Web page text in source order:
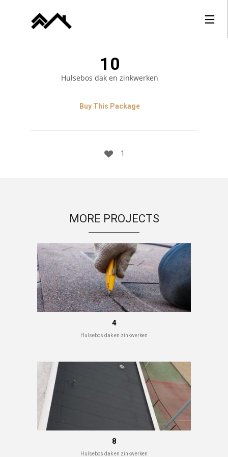
10
Hulsebos dak en zinkwerken
Buy This Package
1
MORE PROJECTS
4
Hulsebos dak en zinkwerken
8
Hulsebos dak en zinkwerken